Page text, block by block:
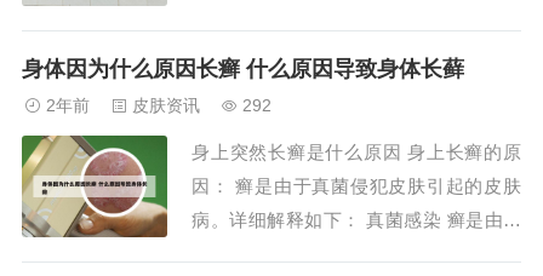
者。一切皆因所食之物滞腻。说回来，这
奶、肥肉、煮鸡蛋、阿胶、鲍鱼这样蛋白
质含量丰富的东西...
身体因为什么原因长癣 什么原因导致身体长藓
2年前 皮肤资讯 292
身上突然长癣是什么原因 身上长癣的原
因： 癣是由于真菌侵犯皮肤引起的皮肤
病。详细解释如下： 真菌感染 癣是由于